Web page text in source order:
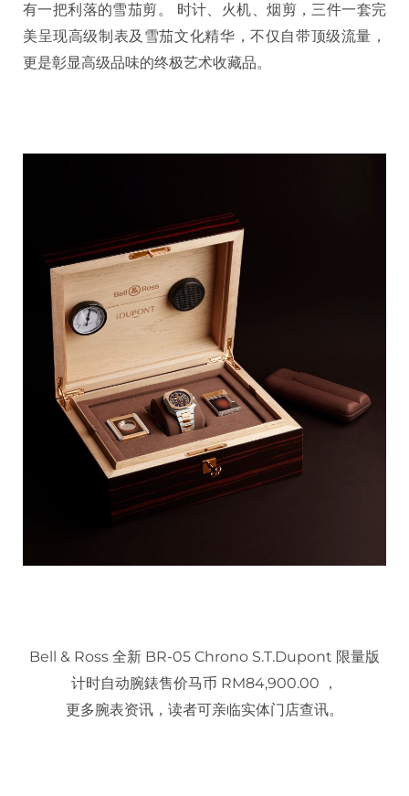
有一把利落的雪茄剪。 时计、火机、烟剪，三件一套完
美呈现高级制表及雪茄文化精华，不仅自带顶级流量，
更是彰显高级品味的终极艺术收藏品。
Bell & Ross 全新 BR-05 Chrono S.T.Dupont 限量版
计时自动腕錶售价马币 RM84,900.00 ，
更多腕表资讯，读者可亲临实体门店查讯。